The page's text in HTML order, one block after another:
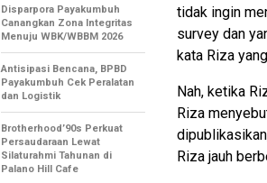
tidak ingin
survey dan
kata Riza
Nah, ketika
Riza
Riza jauh
Disparpora Payakumbuh
Canangkan Zona Integritas
Menuju WBK/WBBM 2026
Antisipasi Bencana, BPBD
Payakumbuh Cek Peralatan
dan Logistik
Brotherhood’90s Perkuat
Persaudaraan Lewat
Silaturahmi Tahunan di
Palano Hill Cafe